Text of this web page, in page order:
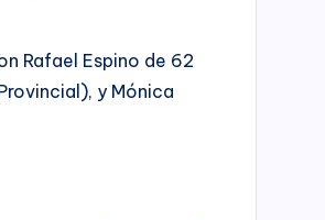
Rafael Espino de 62
y Mónica